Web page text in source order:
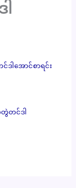
ဒါအောင်စာရင်း
တွဲတင်ဒါ